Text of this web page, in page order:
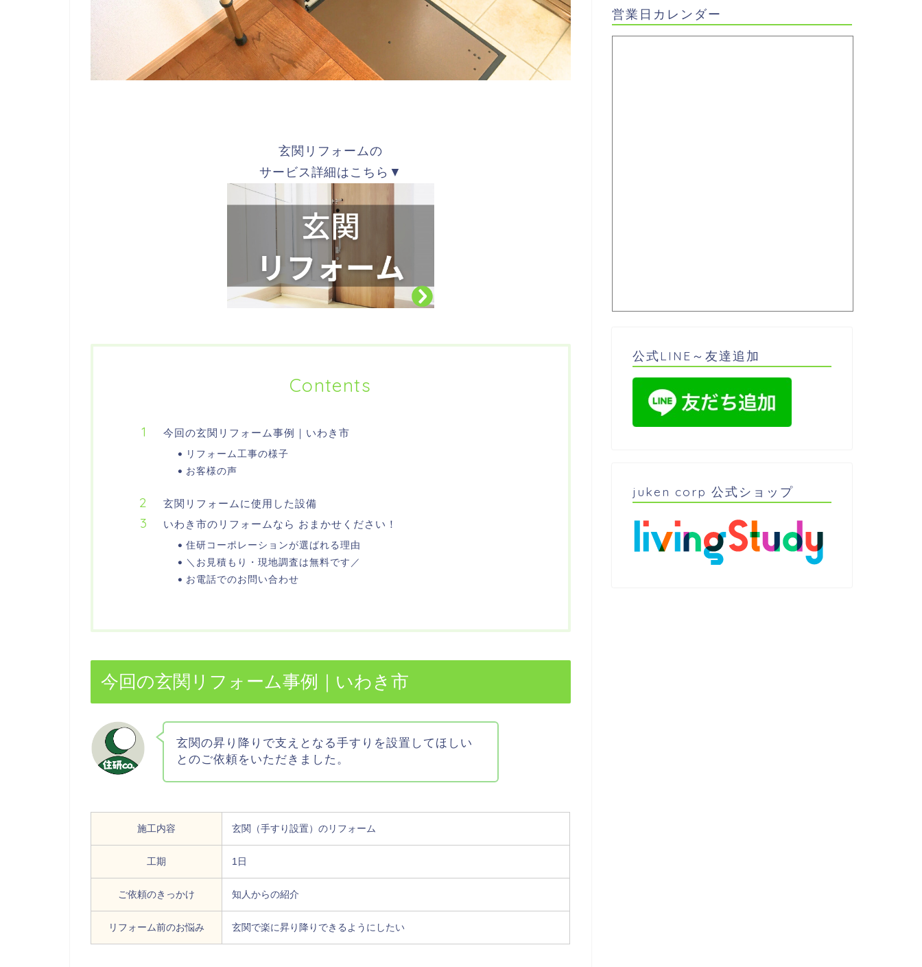
玄関リフォームの
サービス詳細はこちら▼
Contents
今回の玄関リフォーム事例｜いわき市
リフォーム工事の様子
お客様の声
玄関リフォームに使用した設備
いわき市のリフォームなら おまかせください！
住研コーポレーションが選ばれる理由
＼お見積もり・現地調査は無料です／
お電話でのお問い合わせ
今回の玄関リフォーム事例｜いわき市
玄関の昇り降りで支えとなる手すりを設置してほしい
とのご依頼をいただきました。
施工内容 玄関（手すり設置）のリフォーム
工期 1日
ご依頼のきっかけ 知人からの紹介
リフォーム前のお悩み 玄関で楽に昇り降りできるようにしたい
営業日カレンダー
公式LINE～友達追加
juken corp 公式ショップ